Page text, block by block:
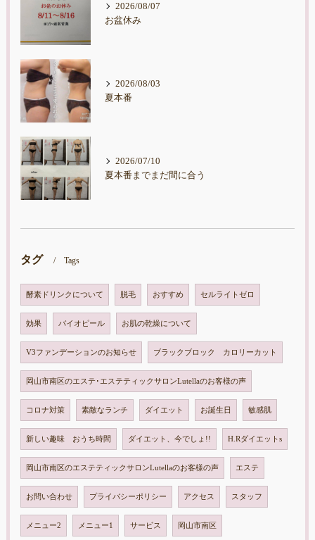
2026/08/07
お盆休み
2026/08/03
夏本番
2026/07/10
夏本番までまだ間に合う
タグ Tags
酵素ドリンクについて 脱毛 おすすめ セルライトゼロ
効果 バイオピール お肌の乾燥について
V3ファンデーションのお知らせ ブラックブロック カロリーカット
岡山市南区のエステ･エステティックサロンLutellaのお客様の声
コロナ対策 素敵なランチ ダイエット お誕生日 敏感肌
新しい趣味 おうち時間 ダイエット、今でしょ!! H.Rダイエットs
岡山市南区のエステティックサロンLutellaのお客様の声 エステ
お問い合わせ プライバシーポリシー アクセス スタッフ
メニュー2 メニュー1 サービス 岡山市南区